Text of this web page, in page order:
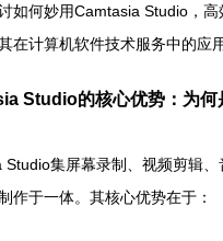
如何妙用Camtasia Studio，
在计算机软件技术服务中的应用
Studio的核心优势：为何
Studio集屏幕录制、视频剪辑
作于一体。其核心优势在于：